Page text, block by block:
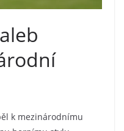
k mezinárodnímu